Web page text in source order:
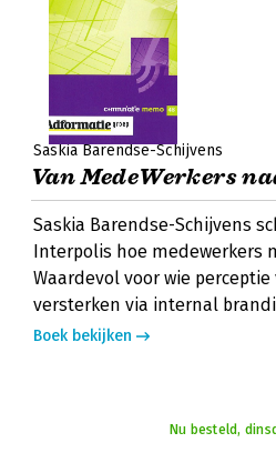
Saskia Barendse-Schijvens
Van MedeWerkers
Saskia Barendse-Schijvens
Interpolis hoe medewerkers
Waardevol voor wie
versterken via internal
Boek bekijken
Nu besteld,